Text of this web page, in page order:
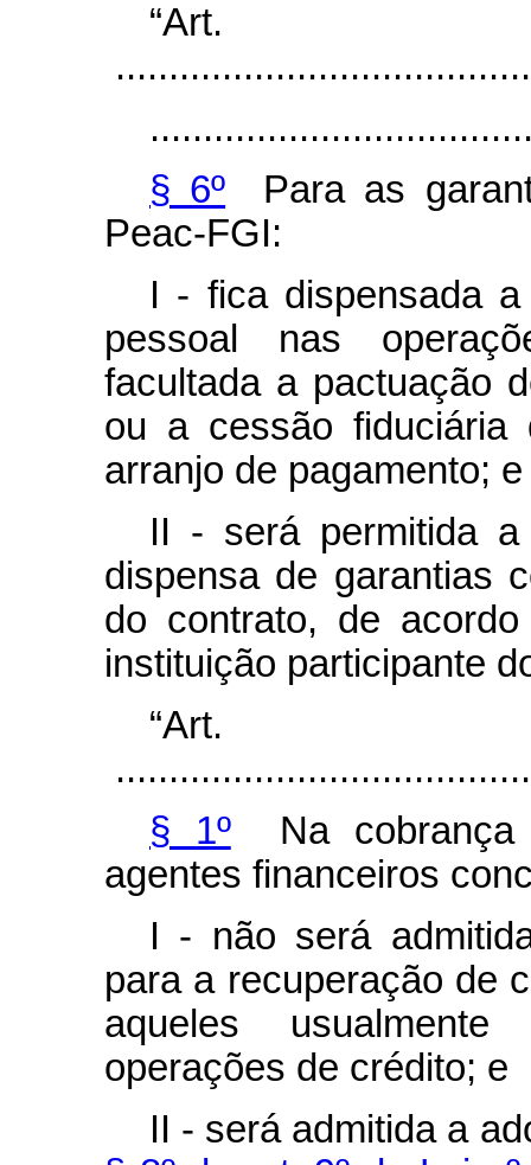
§ 6º Para as
Peac-FGI:
I - fica dispensada
pessoal nas
facultada a pactuação
ou a cessão fiduciária
arranjo de pagamento; e
II - será permitida
dispensa de garantias
do contrato, de
instituição participante
§ 1ºNa cobrança
agentes financeiros
I - não será
para a recuperação de
aqueles
operações de crédito; e
II - será admitida a